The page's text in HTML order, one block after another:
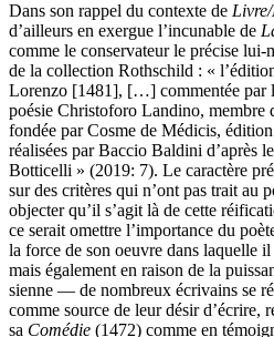
Dans son rappel du contexte de Livre/
d’ailleurs en exergue l’incunable de
comme le conservateur le précise lui-
de la collection Rothschild : «
Lorenzo [1481], […] commentée par
poésie Christoforo Landino, membre
fondée par Cosme de Médicis,
réalisées par Baccio Baldini d’après
Botticelli » (2019: 7). Le caractère
sur des critères qui n’ont pas trait au
objecter qu’il s’agit là de cette
ce serait omettre l’importance du
la force de son oeuvre dans laquelle
mais également en raison de la
sienne — de nombreux écrivains se
comme source de leur désir d’écrire,
sa Comédie (1472) comme en